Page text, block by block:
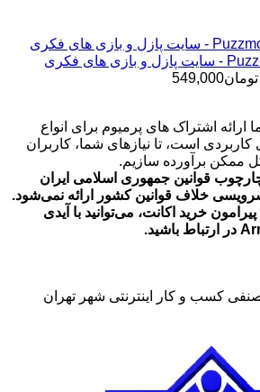
تومان699,000
تومان549,000
تا
تومان549,000
اشتراک های پرمیوم برای انواع
است، تا نیازهای شما، کاربران
ممکن برآورده سازیم.
قوانین جمهوری اسلامی ایران
خلاف قوانین کشور ارائه نمی‌شود.
خرید اکانت، می‌توانید با آیدی
کسب و کار اینترنتی شهر تهران